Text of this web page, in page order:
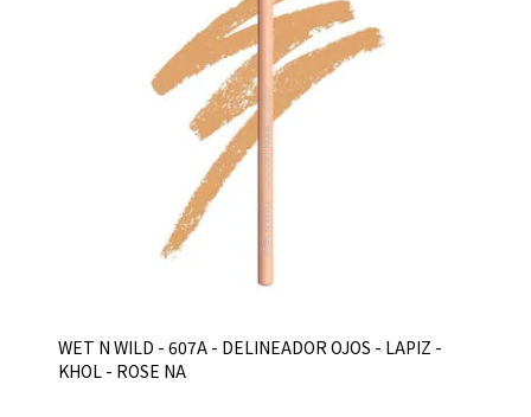
WET N WILD - 607A - DELINEADOR OJOS - LAPIZ -
KHOL - ROSE NA